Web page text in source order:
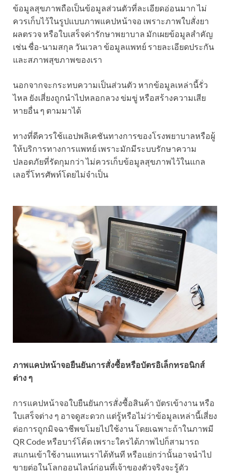
ข้อมูลสุขภาพถือเป็นข้อมูลส่วนตัวที่ละเอียดอ่อนมาก ไม่
ควรเก็บไว้ในรูปแบบภาพแคปหน้าจอ เพราะภาพใบสั่งยา
ผลตรวจ หรือใบเสร็จค่ารักษาพยาบาล มักเผยข้อมูลสำคัญ
เช่น ชื่อ-นามสกุล วันเวลา ข้อมูลแพทย์ รายละเอียดประกัน
และสภาพสุขภาพของเรา
นอกจากจะกระทบความเป็นส่วนตัว หากข้อมูลเหล่านี้รั่ว
ไหล ยังเสี่ยงถูกนำไปหลอกลวง ข่มขู่ หรือสร้างความเสีย
หายอื่น ๆ ตามมาได้
ทางที่ดีควรใช้แอปพลิเคชันทางการของโรงพยาบาลหรือผู้
ให้บริการทางการแพทย์ เพราะมักมีระบบรักษาความ
ปลอดภัยที่รัดกุมกว่า ไม่ควรเก็บข้อมูลสุขภาพไว้ในแกล
เลอรี่โทรศัพท์โดยไม่จำเป็น
ภาพแคปหน้าจอยืนยันการสั่งซื้อหรือบัตรอิเล็กทรอนิกส์
ต่าง ๆ
การแคปหน้าจอใบยืนยันการสั่งซื้อสินค้า บัตรเข้างาน หรือ
ใบเสร็จต่าง ๆ อาจดูสะดวก แต่รู้หรือไม่ว่าข้อมูลเหล่านี้เสี่ยง
ต่อการถูกมิจฉาชีพขโมยไปใช้งาน โดยเฉพาะถ้าในภาพมี
QR Code หรือบาร์โค้ด เพราะใครได้ภาพไปก็สามารถ
สแกนเข้าใช้งานแทนเราได้ทันที หรือแย่กว่านั้นอาจนำไป
ขายต่อในโลกออนไลน์ก่อนที่เจ้าของตัวจริงจะรู้ตัว